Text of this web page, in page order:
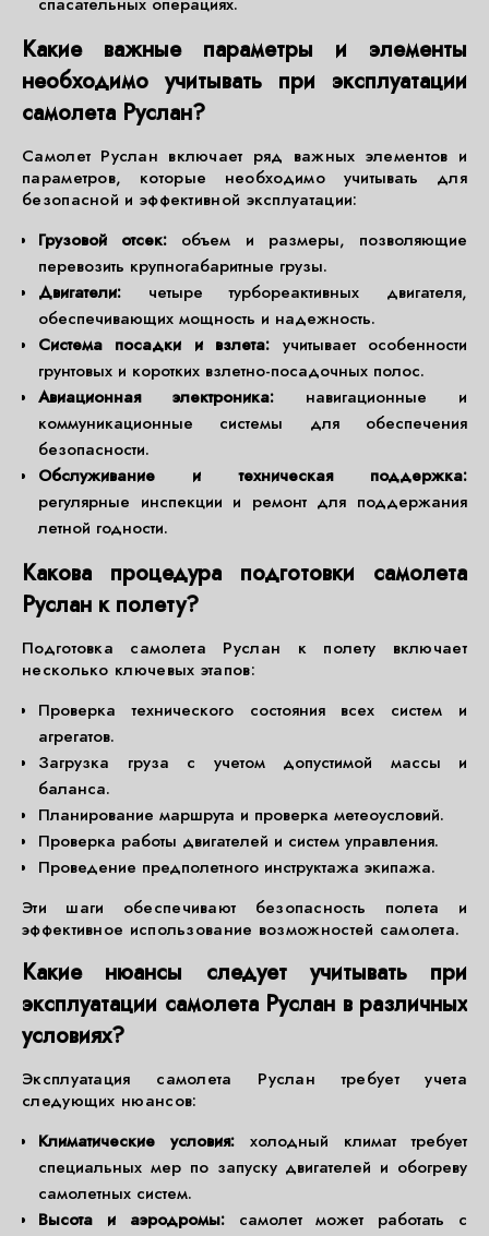
Какие важные параметры и элементы
необходимо учитывать при эксплуатации
самолета Руслан?
Самолет Руслан включает ряд важных элементов и
параметров, которые необходимо учитывать для
безопасной и эффективной эксплуатации:
Грузовой отсек: объем и размеры, позволяющие
перевозить крупногабаритные грузы.
Двигатели: четыре турбореактивных двигателя,
обеспечивающих мощность и надежность.
Система посадки и взлета: учитывает особенности
грунтовых и коротких взлетно-посадочных полос.
Авиационная электроника: навигационные и
коммуникационные системы для обеспечения
безопасности.
Обслуживание и техническая поддержка:
регулярные инспекции и ремонт для поддержания
летной годности.
Какова процедура подготовки самолета
Руслан к полету?
Подготовка самолета Руслан к полету включает
несколько ключевых этапов:
Проверка технического состояния всех систем и
агрегатов.
Загрузка груза с учетом допустимой массы и
баланса.
Планирование маршрута и проверка метеоусловий.
Проверка работы двигателей и систем управления.
Проведение предполетного инструктажа экипажа.
Эти шаги обеспечивают безопасность полета и
эффективное использование возможностей самолета.
Какие нюансы следует учитывать при
эксплуатации самолета Руслан в различных
условиях?
Эксплуатация самолета Руслан требует учета
следующих нюансов:
Климатические условия: холодный климат требует
специальных мер по запуску двигателей и обогреву
самолетных систем.
Высота и аэродромы:самолет может работать с